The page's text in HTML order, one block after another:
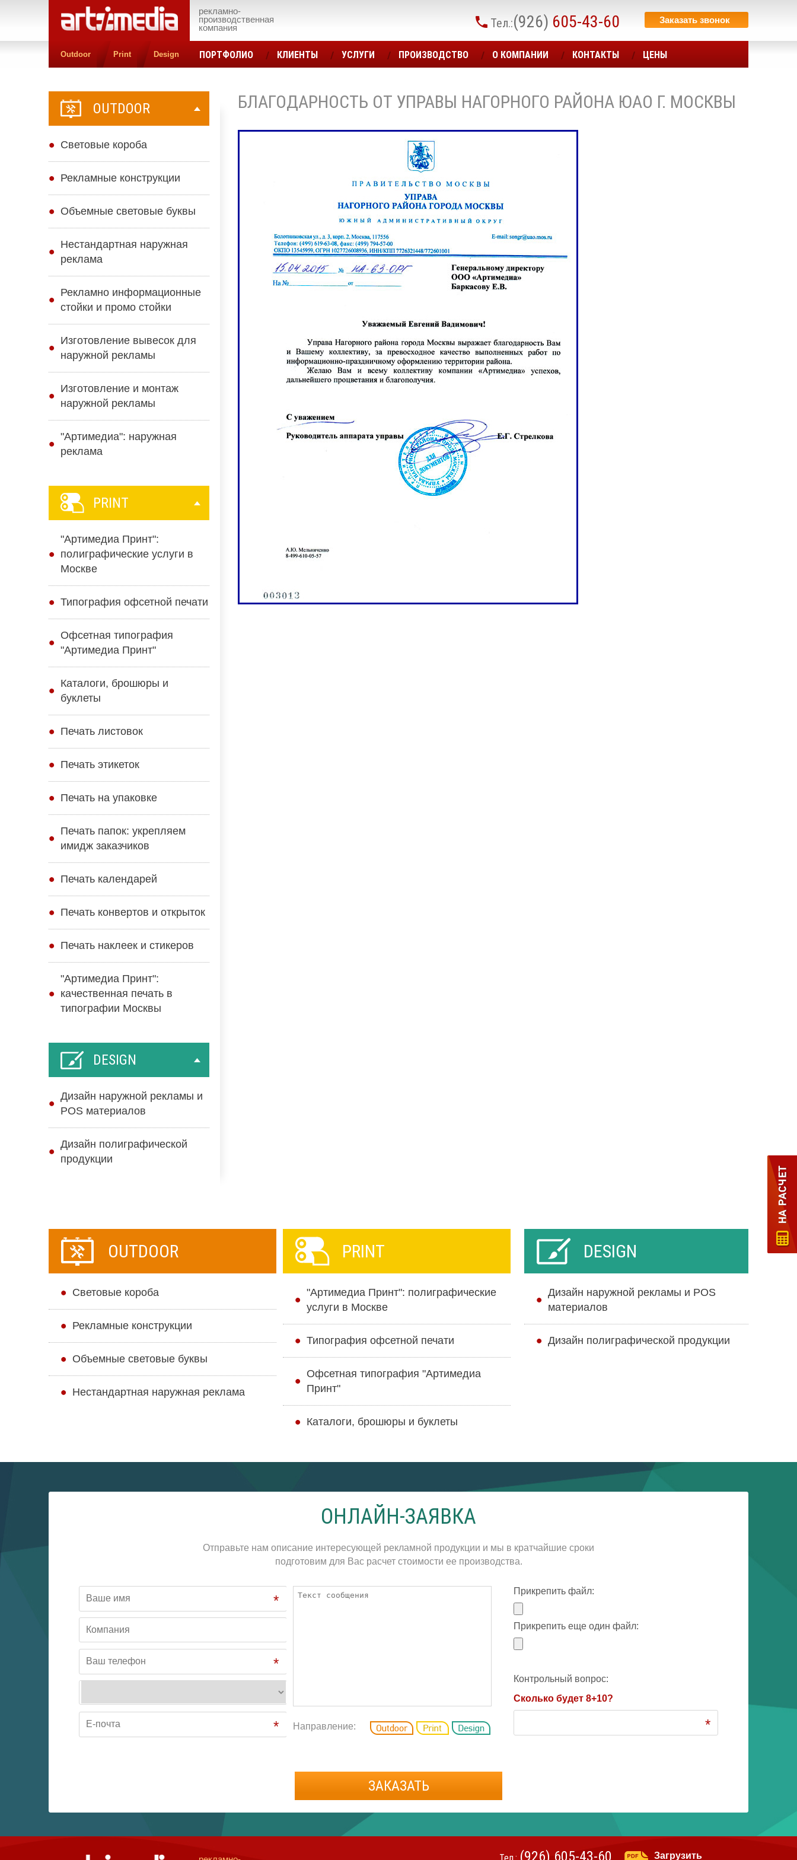
рекламно-
производственная
компания
Заказать звонок
Тел.:(926) 605-43-60
Outdoor Print Design ПОРТФОЛИО КЛИЕНТЫ УСЛУГИ ПРОИЗВОДСТВО О КОМПАНИИ КОНТАКТЫ ЦЕНЫ
OUTDOOR
Cветовые короба
Рекламные конструкции
Объемные световые буквы
Нестандартная наружная
реклама
Рекламно информационные
стойки и промо стойки
Изготовление вывесок для
наружной рекламы
Изготовление и монтаж
наружной рекламы
"Артимедиа": наружная
реклама
PRINT
"Артимедиа Принт":
полиграфические услуги в
Москве
Типография офсетной печати
Офсетная типография
"Артимедиа Принт"
Каталоги, брошюры и
буклеты
Печать листовок
Печать этикеток
Печать на упаковке
Печать папок: укрепляем
имидж заказчиков
Печать календарей
Печать конвертов и открыток
Печать наклеек и стикеров
"Артимедиа Принт":
качественная печать в
типографии Москвы
DESIGN
Дизайн наружной рекламы и
POS материалов
Дизайн полиграфической
продукции
БЛАГОДАРНОСТЬ ОТ УПРАВЫ НАГОРНОГО РАЙОНА ЮАО Г. МОСКВЫ
OUTDOOR
Cветовые короба
Рекламные конструкции
Объемные световые буквы
Нестандартная наружная реклама
PRINT
"Артимедиа Принт": полиграфические
услуги в Москве
Типография офсетной печати
Офсетная типография "Артимедиа
Принт"
Каталоги, брошюры и буклеты
DESIGN
Дизайн наружной рекламы и POS
материалов
Дизайн полиграфической продукции
ОНЛАЙН-ЗАЯВКА
Отправьте нам описание интересующей рекламной продукции и мы в кратчайшие сроки
подготовим для Вас расчет стоимости ее производства.
*
*
* Направление:
Прикрепить файл:
Прикрепить еще один файл:
Контрольный вопрос:
Сколько будет 8+10?
*
ЗАКАЗАТЬ
Загрузить
(926) 605-43-60